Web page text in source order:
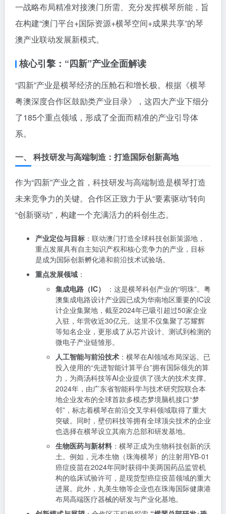
一战略布局精准对接澳门所需、充分发挥横琴所能，旨
在构建“澳门平台+国际资源+横琴空间+成果共享”的琴
澳产业联动发展新模式。
核心引擎：“四新”产业全面解读
“四新”产业是横琴经济的压舱石和增长极。根据《横琴
粤澳深度合作区鼓励类产业目录》，这四大产业下细分
了185个重点领域，形成了全面而精准的产业引导体
系。
一、 科技研发与高端制造：打造国际创新高地
作为“四新”产业之首，科技研发与高端制造是横琴打造
未来竞争力的关键。合作区正致力于从“要素驱动”转向
“创新驱动”，构建一个充满活力的科创生态。
产业定位与目标 ：联动澳门打造全球科技创新策源地，
重点发展具有自主知识产权和核心竞争力的产业，目标
是成为国际创新孵化港和前沿技术试验场。
重点发展领域 ：
集成电路（IC）
：这是横琴科创产业的“明珠”。粤
澳集成电路设计产业园已成为华南地区重要的IC设
计企业集聚地，截至2024年已吸引超过50家企业
入驻，年营收近30亿元。这里不仅集聚了芯耀辉
等知名企业，更形成了从芯片设计、测试到检测的
微电子产业链雏形。
人工智能与前沿技术 ：横琴在AI领域布局深远。已
投入使用的“先进智能计算平台”拥有国际领先的算
力，为商汤科技等AI企业提供了强大的技术支撑。
2024年，由广东省智能科学与技术研究院联合本
地企业发布的全球首款多模态梦境脑机接口“梦
邻”，标志着横琴在前沿交叉学科领域取得了重大
突破。同时，壁仞科技等拥有全球顶尖技术的企业
也选择在横琴设立其南方总部和研发基地。
生物医药与新材料 ：横琴正成为生物科技创新的沃
土。例如，元本生物（珠海横琴）的注射用YB-01
癌症疫苗在2024年同时获得中美两国药品监管机
构的临床试验许可，是现货型癌症疫苗领域的重大
进展。此外，丸美生物等企业也在珠海国际健康港
布局高端医疗器械的研发与产业化基地。